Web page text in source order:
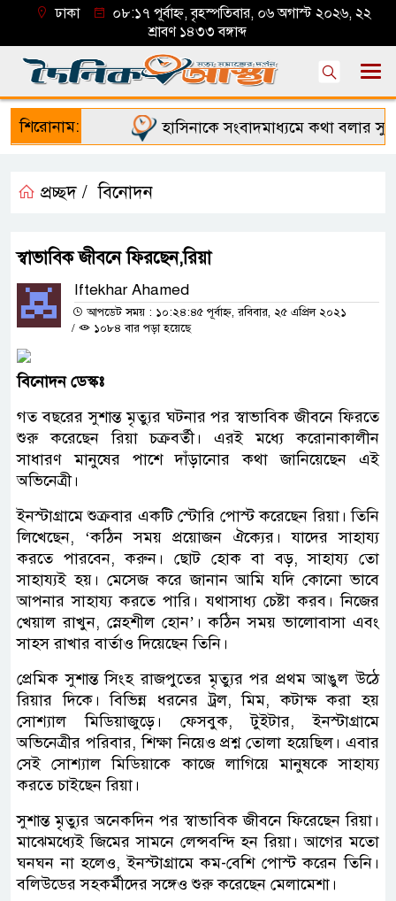
ঢাকা
০৮:১৭ পূর্বাহ্ন, বৃহস্পতিবার, ০৬ অগাস্ট ২০২৬, ২২
শ্রাবণ ১৪৩৩ বঙ্গাব্দ
শিরোনাম: হাসিনাকে সংবাদমাধ্যমে কথা বলার
প্রচ্ছদ / বিনোদন
স্বাভাবিক জীবনে ফিরছেন,রিয়া
Iftekhar Ahamed
আপডেট সময় : ১০:২৪:৪৫ পূর্বাহ্ন, রবিবার, ২৫ এপ্রিল ২০২১
/
১০৮৪ বার পড়া হয়েছে
বিনোদন ডেস্কঃ
গত বছরের সুশান্ত মৃত্যুর ঘটনার পর স্বাভাবিক জীবনে ফিরতে
শুরু করেছেন রিয়া চক্রবর্তী। এরই মধ্যে করোনাকালীন
সাধারণ মানুষের পাশে দাঁড়ানোর কথা জানিয়েছেন এই
অভিনেত্রী।
ইনস্টাগ্রামে শুক্রবার একটি স্টোরি পোস্ট করেছেন রিয়া। তিনি
লিখেছেন, ‘কঠিন সময় প্রয়োজন ঐক্যের। যাদের সাহায্য
করতে পারবেন, করুন। ছোট হোক বা বড়, সাহায্য তো
সাহায্যই হয়। মেসেজ করে জানান আমি যদি কোনো ভাবে
আপনার সাহায্য করতে পারি। যথাসাধ্য চেষ্টা করব। নিজের
খেয়াল রাখুন, স্নেহশীল হোন’। কঠিন সময় ভালোবাসা এবং
সাহস রাখার বার্তাও দিয়েছেন তিনি।
প্রেমিক সুশান্ত সিংহ রাজপুতের মৃত্যুর পর প্রথম আঙুল উঠে
রিয়ার দিকে। বিভিন্ন ধরনের ট্রল, মিম, কটাক্ষ করা হয়
সোশ্যাল মিডিয়াজুড়ে। ফেসবুক, টুইটার, ইনস্টাগ্রামে
অভিনেত্রীর পরিবার, শিক্ষা নিয়েও প্রশ্ন তোলা হয়েছিল। এবার
সেই সোশ্যাল মিডিয়াকে কাজে লাগিয়ে মানুষকে সাহায্য
করতে চাইছেন রিয়া।
সুশান্ত মৃত্যুর অনেকদিন পর স্বাভাবিক জীবনে ফিরেছেন রিয়া।
মাঝেমধ্যেই জিমের সামনে লেন্সবন্দি হন রিয়া। আগের মতো
ঘনঘন না হলেও, ইনস্টাগ্রামে কম-বেশি পোস্ট করেন তিনি।
বলিউডের সহকর্মীদের সঙ্গেও শুরু করেছেন মেলামেশা।